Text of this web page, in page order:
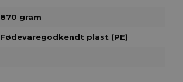
870 gram
Fødevaregodkendt plast (PE)